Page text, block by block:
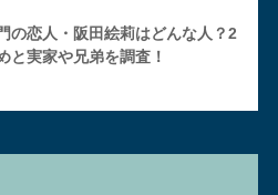
の恋人・阪田絵莉はどんな人？2
と実家や兄弟を調査！